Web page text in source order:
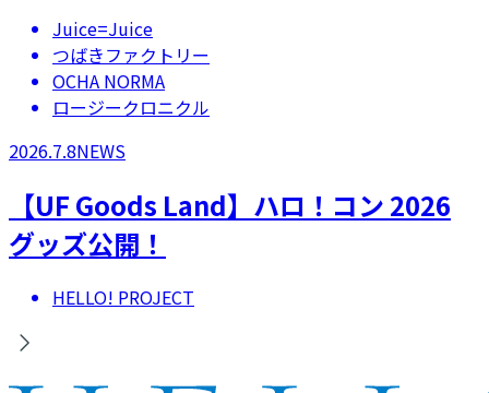
Juice=Juice
つばきファクトリー
OCHA NORMA
ロージークロニクル
2026.7.8NEWS
【UF Goods Land】ハロ！コン 2026
グッズ公開！
HELLO! PROJECT